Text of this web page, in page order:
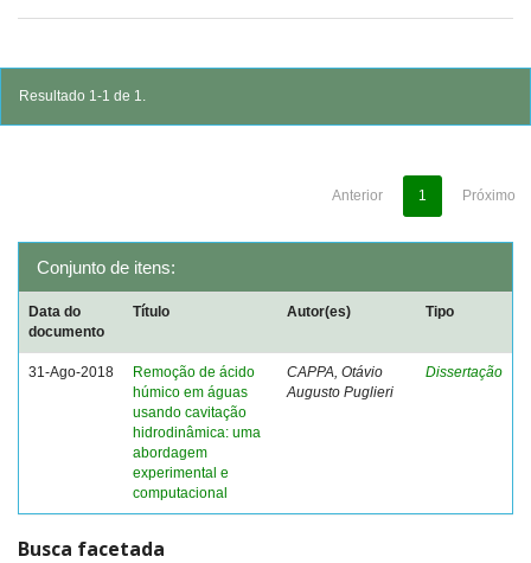
Resultado 1-1 de 1.
Anterior 1 Próximo
Conjunto de itens:
Data do
documento
Título Autor(es) Tipo
31-Ago-2018
Remoção de ácido
húmico em águas
usando cavitação
hidrodinâmica: uma
abordagem
experimental e
computacional
CAPPA, Otávio
Augusto Puglieri
Dissertação
Busca facetada